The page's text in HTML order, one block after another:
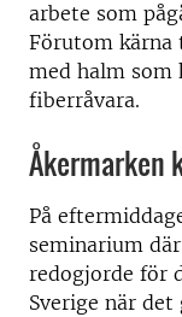
arbete som
Förutom
med halm som
fiberråvara.
Åkermarken
På
seminarium
redogjorde för
Sverige när